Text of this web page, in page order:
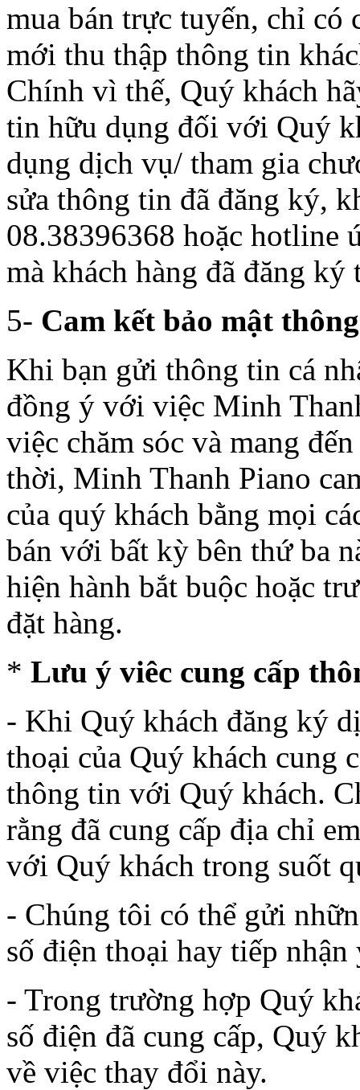
mua bán trực tuyến, chỉ
mới thu thập thông tin
Chính vì thế, Quý khách
tin hữu dụng đối với Quý
dụng dịch vụ/ tham gia
sửa thông tin đã đăng ký,
08.38396368 hoặc hotline
mà khách hàng đã đăng ký
5- Cam kết bảo mật
Khi bạn gửi thông tin cá
đồng ý với việc Minh
việc chăm sóc và mang
thời, Minh Thanh Piano
của quý khách bằng mọi
bán với bất kỳ bên thứ ba
hiện hành bắt buộc hoặc
đặt hàng.
* Lưu ý viêc cung cấp
- Khi Quý khách đăng ký
thoại của Quý khách cung
thông tin với Quý khách.
rằng đã cung cấp địa chỉ
với Quý khách trong suốt
- Chúng tôi có thể gửi
số điện thoại hay tiếp
- Trong trường hợp Quý
số điện đã cung cấp, Quý
về việc thay đổi này.